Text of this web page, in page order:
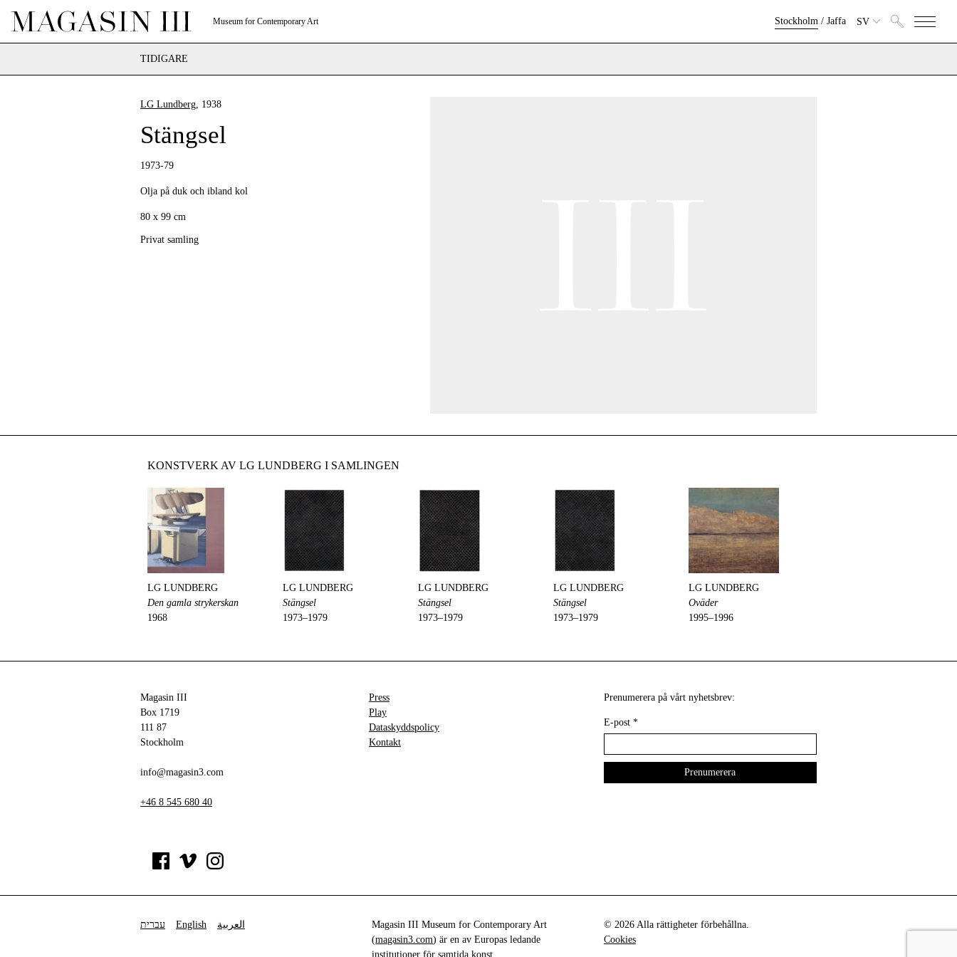
Museum for Contemporary Art Stockholm/ Jaffa SV
TIDIGARE
LG Lundberg, 1938
Stängsel
1973-79
Olja på duk och ibland kol
80 x 99 cm
Privat samling
KONSTVERK AV LG LUNDBERG I SAMLINGEN
LG LUNDBERG
Den gamla strykerskan
1968
LG LUNDBERG
Stängsel
1973–1979
LG LUNDBERG
Stängsel
1973–1979
LG LUNDBERG
Stängsel
1973–1979
LG LUNDBERG
Oväder
1995–1996
Magasin III
Box 1719
111 87
Stockholm
info@magasin3.com
+46 8 545 680 40
Press
Play
Dataskyddspolicy
Kontakt
Prenumerera på vårt nyhetsbrev:
E-post *
עברית English العربية
Magasin III Museum for Contemporary Art
(magasin3.com) är en av Europas ledande
institutioner för samtida konst.
© 2026 Alla rättigheter förbehållna.
Cookies